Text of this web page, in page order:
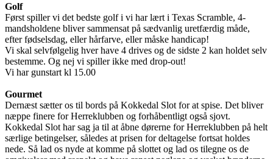
Golf
Først spiller vi det bedste golf i vi har lært i Texas Scramble, 4-
mandsholdene bliver sammensat på sædvanlig uretfærdig måde,
efter fødselsdag, eller hårfarve, eller måske handicap!
Vi skal selvfølgelig hver have 4 drives og de sidste 2 kan holdet selv
bestemme. Og nej vi spiller ikke med drop-out!
Vi har gunstart kl 15.00
Gourmet
Dernæst sætter os til bords på Kokkedal Slot for at spise. Det bliver
næppe finere for Herreklubben og forhåbentligt også sjovt.
Kokkedal Slot har sag ja til at åbne dørerne for Herreklubben på helt
særlige betingelser, således at prisen for deltagelse fortsat holdes
nede. Så lad os nyde at komme på slottet og lad os tilegne os de